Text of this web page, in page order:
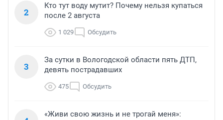
2
Кто тут воду мутит? Почему нельзя купаться
после 2 августа
1 029 Обсудить
3
За сутки в Вологодской области пять ДТП,
девять пострадавших
475 Обсудить
«Живи свою жизнь и не трогай меня»: